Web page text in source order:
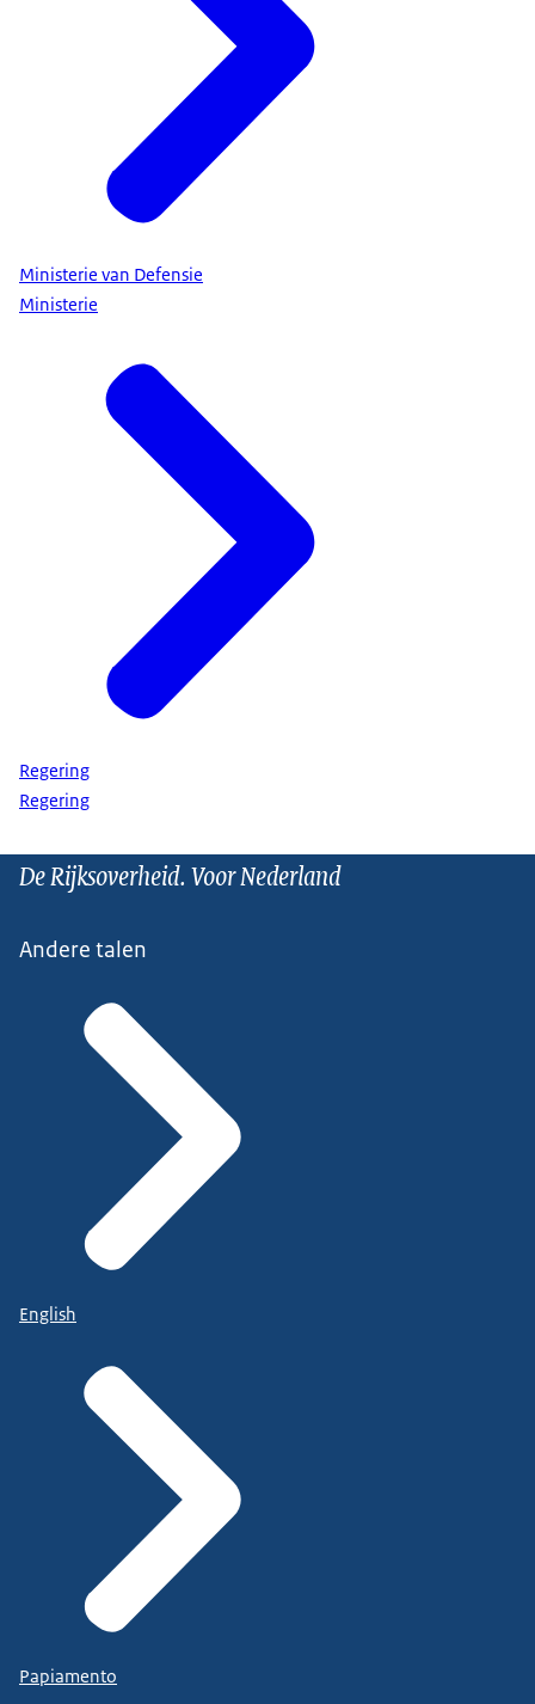
Ministerie van Defensie
Ministerie
Regering
Regering
De Rijksoverheid. Voor Nederland
Andere talen
English
Papiamento